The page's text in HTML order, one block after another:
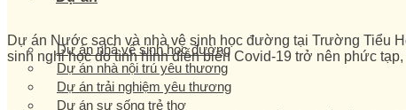
Dự án nhà vệ sinh học đường
Dự án nhà nội trú yêu thương
Dự án trải nghiệm yêu thương
Dự án sự sống trẻ thơ
Dự án Nước sạch và nhà vệ sinh học đường tại Trường Tiểu
sinh nghỉ học do tình hình diễn biến Covid-19 trở nên phức